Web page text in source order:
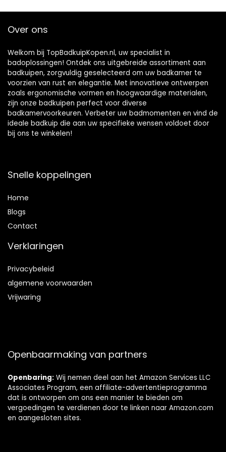
Badrekje Geschikt
Maten Badkuipen
Over ons
Welkom bij TopBadkuipKopen.nl, uw specialist in
badoplossingen! Ontdek ons uitgebreide assortiment aan
badkuipen, zorgvuldig geselecteerd om uw badkamer te
voorzien van rust en elegantie. Met innovatieve ontwerpen
zoals ergonomische vormen en hoogwaardige materialen,
zijn onze badkuipen perfect voor diverse
badkamervoorkeuren. Verbeter uw badmomenten en vind de
ideale badkuip die aan uw specifieke wensen voldoet door
bij ons te winkelen!
Snelle koppelingen
Home
Blogs
Contact
Verklaringen
Privacybeleid
algemene voorwaarden
Vrijwaring
Openbaarmaking van partners
Openbaring: Wij nemen deel aan het Amazon Services LLC
Associates Program, een affiliate-advertentieprogramma
dat is ontworpen om ons een manier te bieden om
vergoedingen te verdienen door te linken naar Amazon.com
en aangesloten sites.